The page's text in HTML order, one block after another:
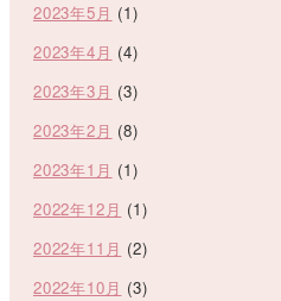
2023年5月 (1)
2023年4月 (4)
2023年3月 (3)
2023年2月 (8)
2023年1月 (1)
2022年12月 (1)
2022年11月 (2)
2022年10月 (3)